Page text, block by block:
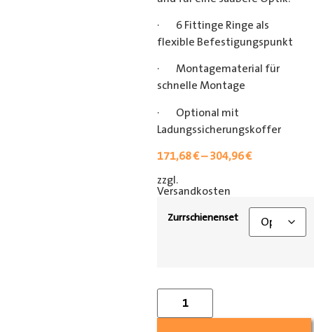
· 6 Fittinge Ringe als
flexible Befestigungspunkt
· Montagematerial für
schnelle Montage
· Optional mit
Ladungssicherungskoffer
171,68€–304,96€
zzgl.
Versandkosten
Zurrschienenset